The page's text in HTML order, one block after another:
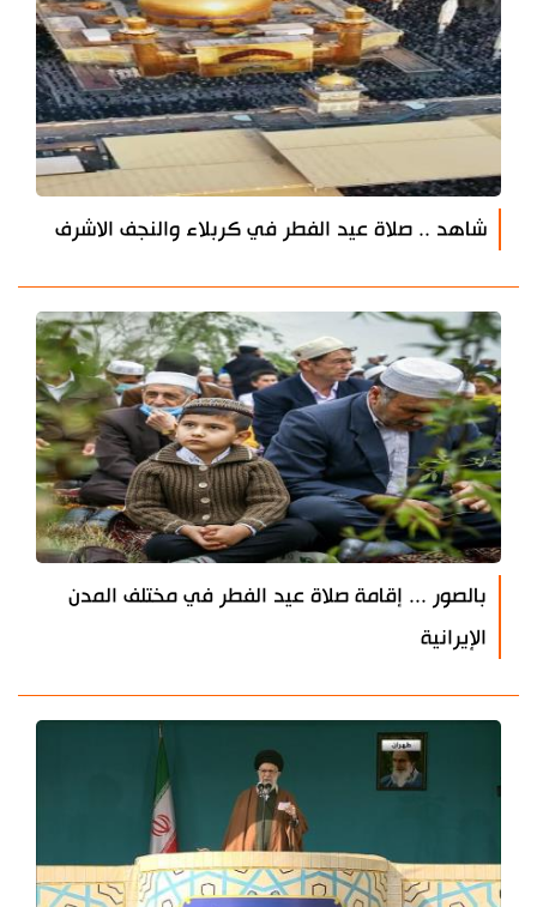
شاهد .. صلاة عيد الفطر في كربلاء والنجف الاشرف
بالصور ... إقامة صلاة عيد الفطر في مختلف المدن
الإيرانية